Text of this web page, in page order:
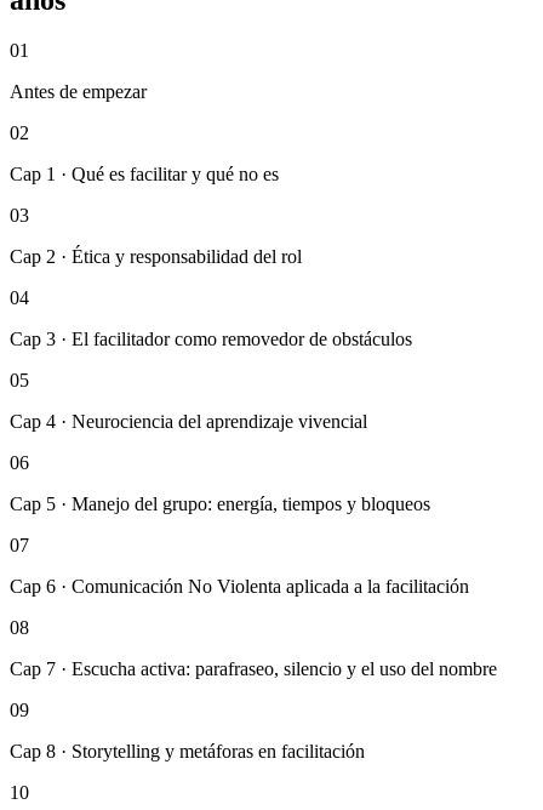
01
Antes de empezar
02
Cap 1 · Qué es facilitar y qué no es
03
Cap 2 · Ética y responsabilidad del rol
04
Cap 3 · El facilitador como removedor de obstáculos
05
Cap 4 · Neurociencia del aprendizaje vivencial
06
Cap 5 · Manejo del grupo: energía, tiempos y bloqueos
07
Cap 6 · Comunicación No Violenta aplicada a la facilitación
08
Cap 7 · Escucha activa: parafraseo, silencio y el uso del nombre
09
Cap 8 · Storytelling y metáforas en facilitación
10